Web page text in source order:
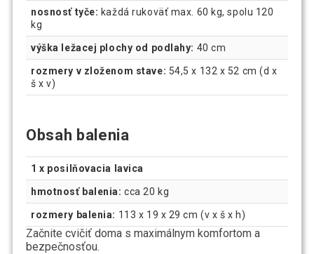
nosnosť tyče: každá rukoväť max. 60 kg, spolu 120
kg
výška ležacej plochy od podlahy: 40 cm
rozmery v zloženom stave: 54,5 x 132 x 52 cm (d x
š x v)
Obsah balenia
1 x posilňovacia lavica
hmotnosť balenia: cca 20 kg
rozmery balenia: 113 x 19 x 29 cm (v x š x h)
Začnite cvičiť doma s maximálnym komfortom a
bezpečnosťou.